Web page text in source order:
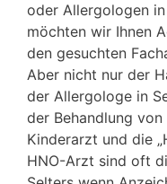
oder Allergologen
möchten wir Ihnen
den gesuchten
Aber nicht nur der
der Allergologe in
der Behandlung
Kinderarzt und die
HNO-Arzt sind oft